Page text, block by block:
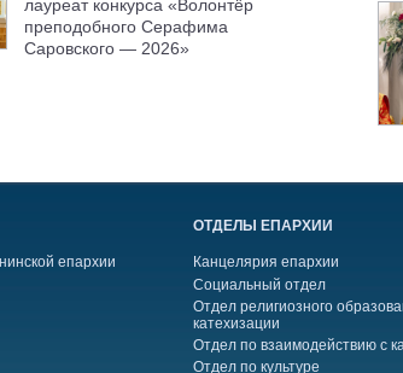
лауреат конкурса «Волонтёр
преподобного Серафима
Саровского — 2026»
епархии
ОТДЕЛЫ ЕПАРХИИ
Канцелярия епархии
Социальный отдел
Отдел религиозного
катехизации
Отдел по взаимодействию с
Отдел по культуре